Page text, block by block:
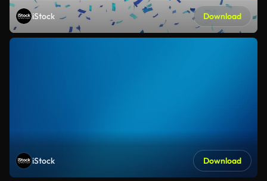
iStock Download
iStock Download